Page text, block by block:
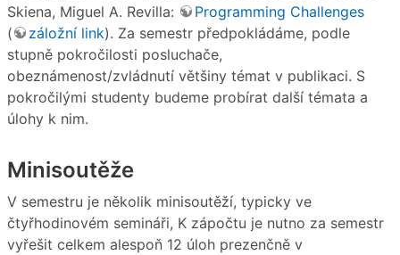
Skiena, Miguel A. Revilla:
Programming Challenges
(
záložní link). Za semestr předpokládáme, podle
stupně pokročilosti posluchače,
obeznámenost/zvládnutí většiny témat v publikaci. S
pokročilými studenty budeme probírat další témata a
úlohy k nim.
Minisoutěže
V semestru je několik minisoutěží, typicky ve
čtyřhodinovém semináři, K zápočtu je nutno za semestr
vyřešit celkem alespoň 12 úloh prezenčně v